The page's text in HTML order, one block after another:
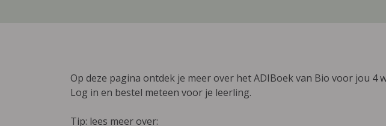
Op deze pagina ontdek je meer over het ADIBoek van Bio voor jou
Log in en bestel meteen voor je leerling.
Tip: lees meer over: